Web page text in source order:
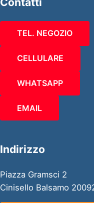
TEL. NEGOZIO
CELLULARE
WHATSAPP
EMAIL
Indirizzo
Piazza Gramsci 2
Cinisello Balsamo